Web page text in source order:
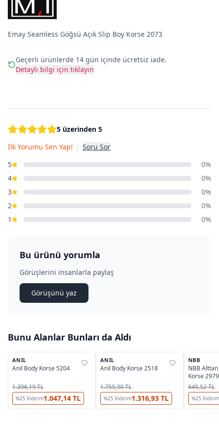
Emay Seamless Göğsü Açık Slip Boy Korse 2073
Geçerli ürünlerde 14 gün içinde ücretsiz iade.
Detaylı bilgi için tıklayın
5 üzerinden 5
İlk Yorumu Sen Yap! | Soru Sor
5
0%
4
0%
3
0%
2
0%
1
0%
Bu ürünü yorumla
Görüşlerini insanlarla paylaş
Görüşünü yaz
Bunu Alanlar Bunları da Aldı
%38
ANIL
Anıl Body Korse 5204
1.396,19 TL
%25 İndirim1.047,14 TL
%38
ANIL
Anıl Body Korse 2518
1.755,90 TL
%25 İndirim1.316,93 TL
%39
NBB
NBB Alttan
Korse 2979
645,52 TL
%25 İndirim